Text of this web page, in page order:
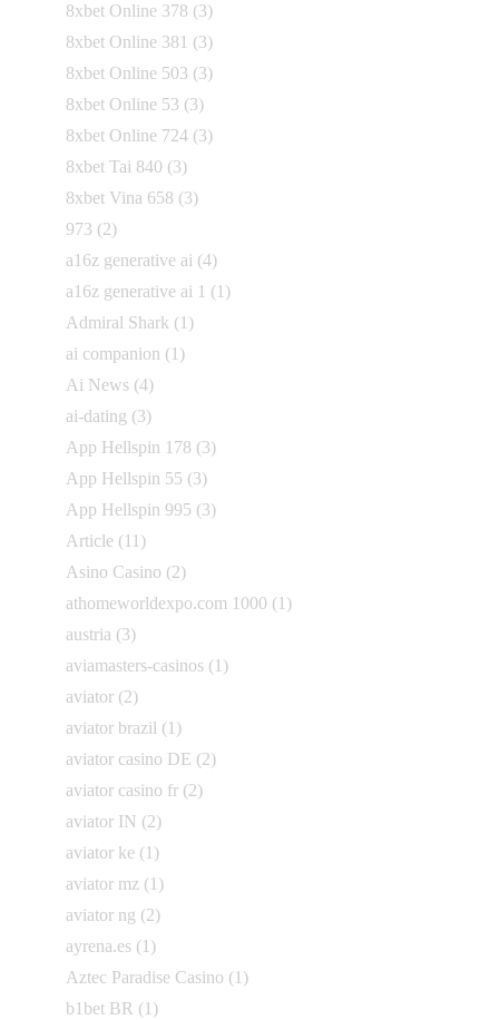
8xbet Online 378 (3)
8xbet Online 381 (3)
8xbet Online 503 (3)
8xbet Online 53 (3)
8xbet Online 724 (3)
8xbet Tai 840 (3)
8xbet Vina 658 (3)
973 (2)
a16z generative ai (4)
a16z generative ai 1 (1)
Admiral Shark (1)
ai companion (1)
Ai News (4)
ai-dating (3)
App Hellspin 178 (3)
App Hellspin 55 (3)
App Hellspin 995 (3)
Article (11)
Asino Casino (2)
athomeworldexpo.com 1000 (1)
austria (3)
aviamasters-casinos (1)
aviator (2)
aviator brazil (1)
aviator casino DE (2)
aviator casino fr (2)
aviator IN (2)
aviator ke (1)
aviator mz (1)
aviator ng (2)
ayrena.es (1)
Aztec Paradise Casino (1)
b1bet BR (1)